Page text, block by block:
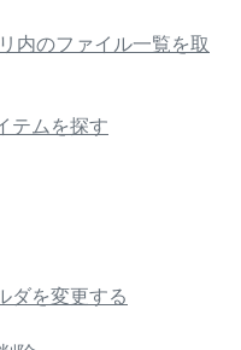
内のファイル一覧を取
テムを探す
ダを変更する